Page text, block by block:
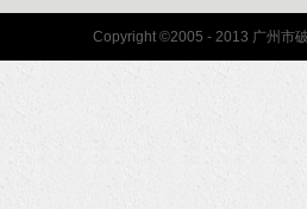
Copyright ©2005 - 2013 广州市